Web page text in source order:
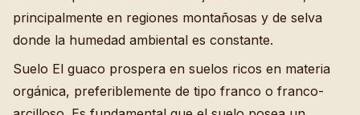
principalmente en regiones montañosas y de selva
donde la humedad ambiental es constante.
Suelo El guaco prospera en suelos ricos en materia
orgánica, preferiblemente de tipo franco o franco-